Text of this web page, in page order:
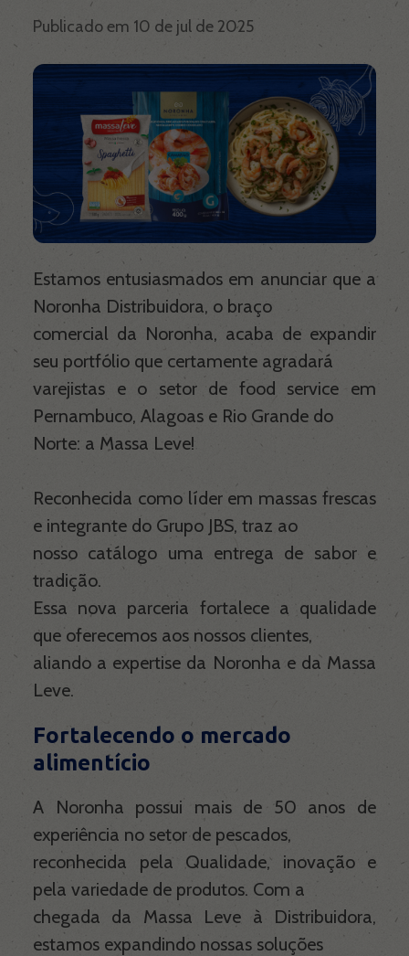
Noronha Empanados
Noronha Distribuidora
Popeye Seafood
Noronha Olive
Receitas
Contato
Publicado em 10 de jul de 2025
Estamos entusiasmados em anunciar que a
Noronha Distribuidora, o braço
comercial da Noronha, acaba de expandir
seu portfólio que certamente agradará
varejistas e o setor de food service em
Pernambuco, Alagoas e Rio Grande do
Norte: a Massa Leve!
Reconhecida como líder em massas frescas
e integrante do Grupo JBS, traz ao
nosso catálogo uma entrega de sabor e
tradição.
Essa nova parceria fortalece a qualidade
que oferecemos aos nossos clientes,
aliando a expertise da Noronha e da Massa
Leve.
Fortalecendo o mercado
alimentício
A Noronha possui mais de 50 anos de
experiência no setor de pescados,
reconhecida pela Qualidade, inovação e
pela variedade de produtos. Com a
chegada da Massa Leve à Distribuidora,
estamos expandindo nossas soluções